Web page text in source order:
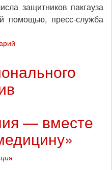
защитников пакгауза
помощью, пресс-служба
— вместе